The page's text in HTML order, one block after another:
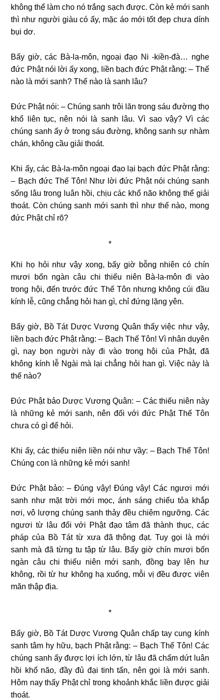
không thể làm cho nó trắng sạch được. Còn kẻ mới sanh
thì như người giàu có ấy, mặc áo mới tốt đẹp chưa dính
bụi dơ.
Bấy giờ, các Bà-la-môn, ngoại đạo Ni -kiền-đà… nghe
đức Phật nói lời ấy xong, liền bạch đức Phật rằng: – Thế
nào là mới sanh? Thế nào là sanh lâu?
Đức Phật nói: – Chúng sanh trôi lăn trong sáu đường thọ
khổ liên tục, nên nói là sanh lâu. Vì sao vậy? Vì các
chúng sanh ấy ở trong sáu đường, không sanh sự nhàm
chán, không cầu giải thoát.
Khi ấy, các Bà-la-môn ngoại đạo lại bạch đức Phật rằng:
– Bạch đức Thế Tôn! Như lời đức Phật nói chúng sanh
sống lâu trong luân hồi, chịu các khổ não không thể giải
thoát. Còn chúng sanh mới sanh thì như thế nào, mong
đức Phật chỉ rõ?
*
Khi họ hỏi như vậy xong, bấy giờ bỗng nhiên có chín
mươi bốn ngàn câu chi thiếu niên Bà-la-môn đi vào
trong hội, đến trước đức Thế Tôn nhưng không cúi đầu
kính lễ, cũng chẳng hỏi han gì, chỉ đứng lặng yên.
Bấy giờ, Bồ Tát Dược Vương Quân thấy việc như vậy,
liền bạch đức Phật rằng: – Bạch Thế Tôn! Vì nhân duyên
gì, nay bọn người này đi vào trong hội của Phật, đã
không kính lễ Ngài mà lại chẳng hỏi han gì. Việc này là
thế nào?
Đức Phật bảo Dược Vương Quân: – Các thiếu niên này
là những kẻ mới sanh, nên đối với đức Phật Thế Tôn
chưa có gì để hỏi.
Khi ấy, các thiếu niên liền nói như vầy: – Bạch Thế Tôn!
Chúng con là những kẻ mới sanh!
Đức Phật bảo: – Đúng vậy! Đúng vậy! Các ngươi mới
sanh như mặt trời mới mọc, ánh sáng chiếu tỏa khắp
nơi, vô lượng chúng sanh thảy đều chiêm ngưỡng. Các
ngươi từ lâu đối với Phật đạo tâm đã thành thục, các
pháp của Bồ Tát từ xưa đã thông đạt. Tuy gọi là mới
sanh mà đã từng tu tập từ lâu. Bấy giờ chín mươi bốn
ngàn câu chi thiếu niên mới sanh, đồng bay lên hư
không, rồi từ hư không hạ xuống, mỗi vị đều được viên
mãn thập địa.
*
Bấy giờ, Bồ Tát Dược Vương Quân chấp tay cung kính
sanh tâm hy hữu, bạch Phật rằng: – Bạch Thế Tôn! Các
chúng sanh ấy được lợi ích lớn, từ lâu đã chấm dứt luân
hồi khổ não, đầy đủ đại tinh tấn, nên gọi là mới sanh.
Hôm nay thấy Phật chỉ trong khoảnh khắc liền được giải
thoát.